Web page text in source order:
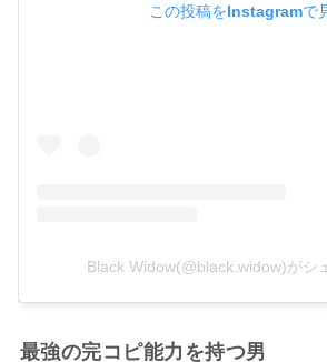
この投稿をInstagramで
Black Widow(@black.widow)がシ
最強の完コピ能力を持つ男